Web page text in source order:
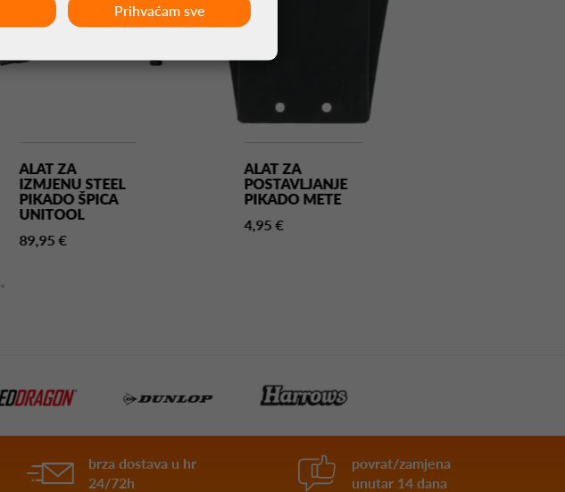
ALAT ZA
IZMJENU STEEL
PIKADO ŠPICA
UNITOOL
89,95 €
ALAT ZA
POSTAVLJANJE
PIKADO METE
4,95 €
brza dostava u hr
24/72h
povrat/zamjena
unutar 14 dana
Prihvaćam sve